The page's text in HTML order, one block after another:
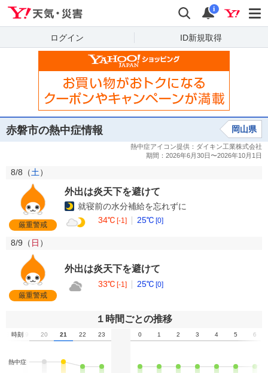
検索 通知
i
ログイン ID新規取得
赤磐市の熱中症情報 岡山県
8/8（土）
厳重警戒
外出は炎天下を避けて
就寝前の水分補給を忘れずに
34℃ [-1] 25℃ [0]
8/9（ 日 ）
厳重警戒
外出は炎天下を避けて
33℃ [-1] 25℃ [0]
１時間ごとの推移
時刻19 20 21 22 23 0 1 2 3 4 5 6
熱中症